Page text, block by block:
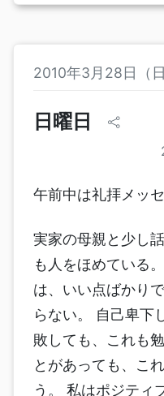
2010年3月28日（
日曜日
午前中は礼拝メッ
実家の母親と少し
も人をほめている
は、いい点ばかり
らない。 自己卑下
敗しても、これも
とがあっても、こ
う。 私はポジティ